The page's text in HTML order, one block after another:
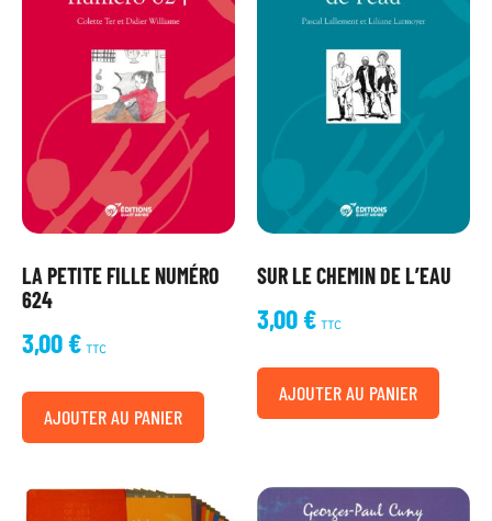
LA PETITE FILLE NUMÉRO
624
3,00€ TTC
AJOUTER AU PANIER
SUR LE CHEMIN DE L’EAU
3,00€ TTC
AJOUTER AU PANIER